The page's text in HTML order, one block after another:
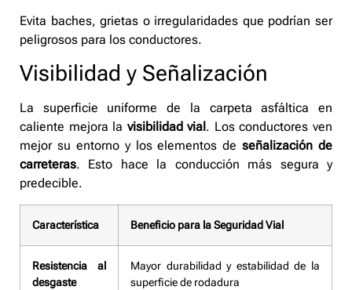
Evita baches, grietas o irregularidades que podrían ser
peligrosos para los conductores.
Visibilidad y Señalización
La superficie uniforme de la carpeta asfáltica en
caliente mejora la visibilidad vial . Los conductores ven
mejor su entorno y los elementos deseñalización de
carreteras. Esto hace la conducción más segura y
predecible.
Característica Beneficio para la Seguridad Vial
Resistencia al
desgaste
Mayor durabilidad y estabilidad de la
superficie de rodadura